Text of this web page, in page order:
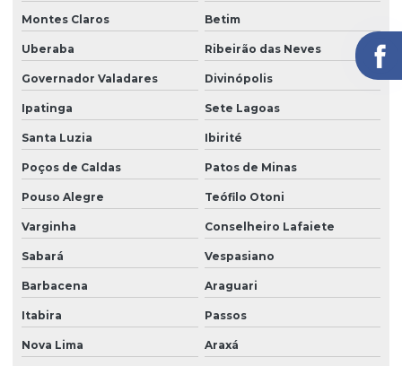
Montes Claros Betim
Uberaba Ribeirão das Neves
Governador Valadares Divinópolis
Ipatinga Sete Lagoas
Santa Luzia Ibirité
Poços de Caldas Patos de Minas
Pouso Alegre Teófilo Otoni
Varginha Conselheiro Lafaiete
Sabará Vespasiano
Barbacena Araguari
Itabira Passos
Nova Lima Araxá